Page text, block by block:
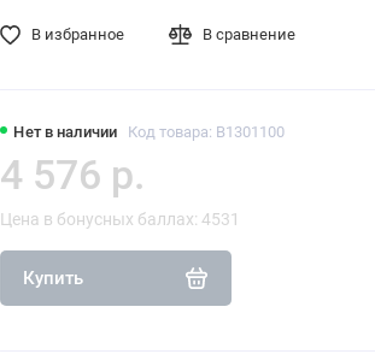
Нет в наличии Код товара: B1301100
4 576 р.
Цена в бонусных баллах: 4531
Купить
В избранное В сравнение